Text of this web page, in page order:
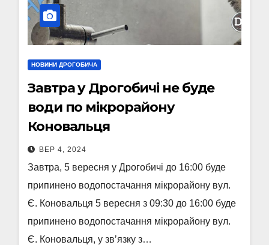
НОВИНИ ДРОГОБИЧА
Завтра у Дрогобичі не буде
води по мікрорайону
Коновальця
ВЕР 4, 2024
Завтра, 5 вересня у Дрогобичі до 16:00 буде
припинено водопостачання мікрорайону вул.
Є. Коновальця 5 вересня з 09:30 до 16:00 буде
припинено водопостачання мікрорайону вул.
Є. Коновальця, у звʼязку з…